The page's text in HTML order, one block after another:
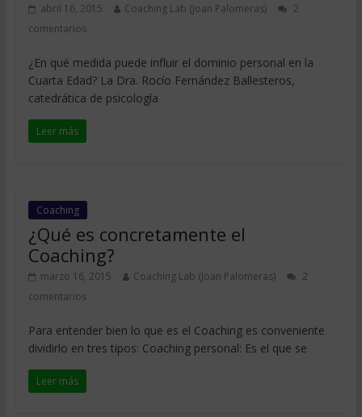
abril 16, 2015 Coaching Lab (Joan Palomeras)
2
comentarios
¿En qué medida puede influir el dominio personal en la
Cuarta Edad? La Dra. Rocío Fernández Ballesteros,
catedrática de psicología
Leer más
Coaching
¿Qué es concretamente el
Coaching?
marzo 16, 2015 Coaching Lab (Joan Palomeras)
2
comentarios
Para entender bien lo que es el Coaching es conveniente
dividirlo en tres tipos: Coaching personal: Es el que se
Leer más